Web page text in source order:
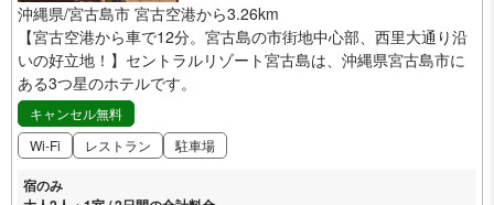
沖縄県/宮古島市 宮古空港から3.26km
【宮古空港から車で12分。宮古島の市街地中心部、西里大通り沿
いの好立地！】セントラルリゾート宮古島は、沖縄県宮古島市に
ある3つ星のホテルです。
キャンセル無料
Wi-Fi
レストラン 駐車場
宿のみ